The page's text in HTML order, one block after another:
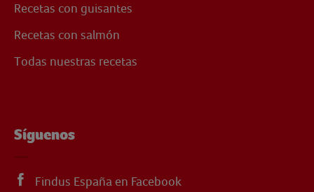
Recetas con guisantes
Recetas con salmón
Todas nuestras recetas
Síguenos
Findus España en Facebook